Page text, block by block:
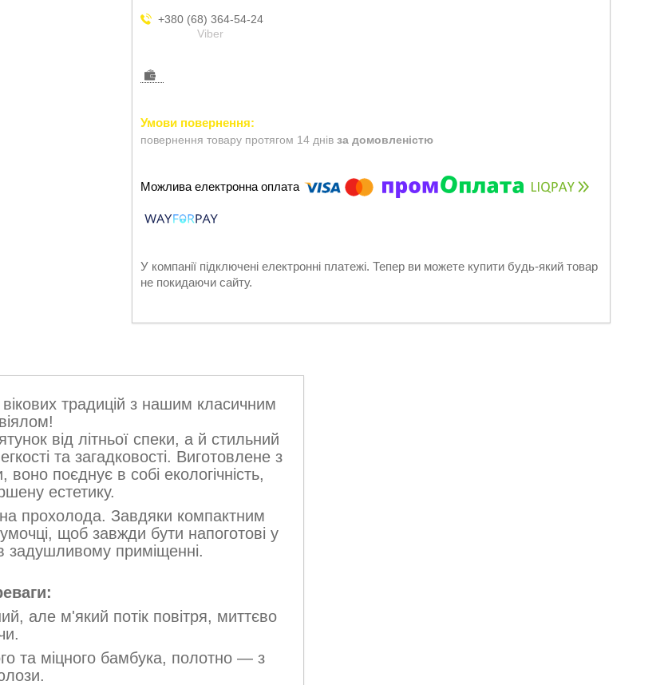
+380 (68) 364-54-24
Viber
повернення товару протягом 14 днів за домовленістю
У компанії підключені електронні платежі. Тепер ви можете купити будь-який товар
не покидаючи сайту.
вікових традицій з нашим класичним
від літньої спеки, а й стильний
та загадковості. Виготовлене з
поєднує в собі екологічність,
естетику.
прохолода. Завдяки компактним
щоб завжди бути напоготові у
задушливому приміщенні.
але м'який потік повітря, миттєво
та міцного бамбука, полотно — з